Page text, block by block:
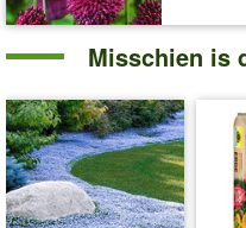
Misschien is